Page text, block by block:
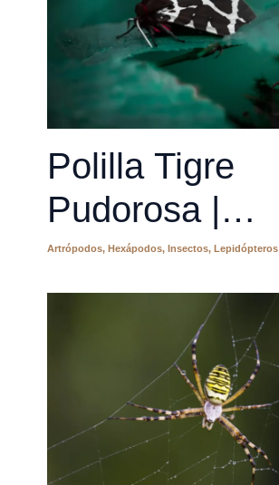
Polilla Tigre
Pudorosa |
Cymbalophora
pudica
Artrópodos, Hexápodos, Insectos, Lepidópteros